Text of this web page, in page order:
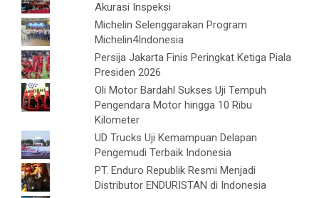
Akurasi Inspeksi
Michelin Selenggarakan Program
Michelin4Indonesia
Persija Jakarta Finis Peringkat Ketiga Piala
Presiden 2026
Oli Motor Bardahl Sukses Uji Tempuh
Pengendara Motor hingga 10 Ribu
Kilometer
UD Trucks Uji Kemampuan Delapan
Pengemudi Terbaik Indonesia
PT. Enduro Republik Resmi Menjadi
Distributor ENDURISTAN di Indonesia